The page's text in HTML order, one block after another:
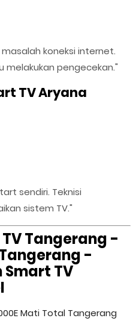
koneksi internet.
melakukan pengecekan."
TV Aryana
sendiri. Teknisi
sistem TV."
Tangerang -
-
TV
Mati Total Tangerang